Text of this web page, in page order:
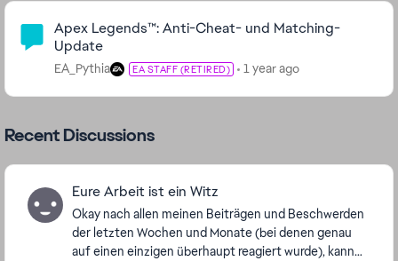
Community Highlights
Apex Legends™: Anti-Cheat- und Matching-
Update
EA_Pythia EA STAFF (RETIRED) 1 year ago
Recent Discussions
Eure Arbeit ist ein Witz
Okay nach allen meinen Beiträgen und Beschwerden
der letzten Wochen und Monate (bei denen genau
auf einen einzigen überhaupt reagiert wurde), kann